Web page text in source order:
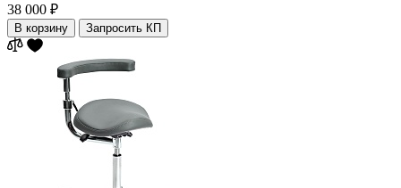
38 000 ₽
В корзину Запросить КП